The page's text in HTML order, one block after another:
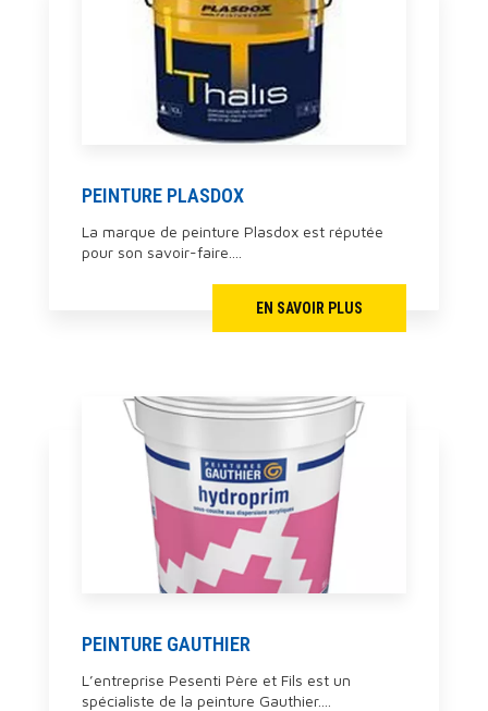
PEINTURE PLASDOX
La marque de peinture Plasdox est réputée
pour son savoir-faire....
EN SAVOIR PLUS
PEINTURE GAUTHIER
L’entreprise Pesenti Père et Fils est un
spécialiste de la peinture Gauthier....